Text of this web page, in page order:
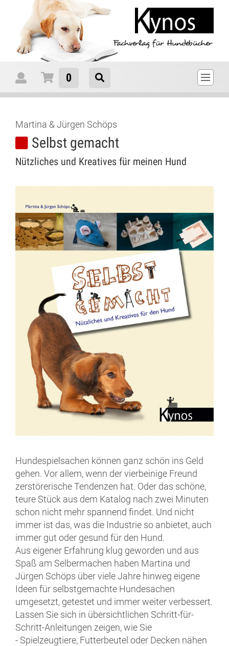
Martina & Jürgen Schöps
Selbst gemacht
Nützliches und Kreatives für meinen Hund
Hundespielsachen können ganz schön ins Geld
gehen. Vor allem, wenn der vierbeinige Freund
zerstörerische Tendenzen hat. Oder das schöne,
teure Stück aus dem Katalog nach zwei Minuten
schon nicht mehr spannend findet. Und nicht
immer ist das, was die Industrie so anbietet, auch
immer gut oder gesund für den Hund.
Aus eigener Erfahrung klug geworden und aus
Spaß am Selbermachen haben Martina und
Jürgen Schöps über viele Jahre hinweg eigene
Ideen für selbstgemachte Hundesachen
umgesetzt, getestet und immer weiter verbessert.
Lassen Sie sich in übersichtlichen Schritt-für-
Schritt-Anleitungen zeigen, wie Sie
- Spielzeugtiere, Futterbeutel oder Decken nähen
0